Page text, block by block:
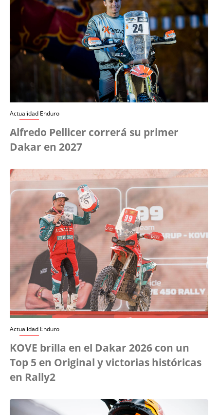
Actualidad Enduro
Alfredo Pellicer correrá su primer
Dakar en 2027
Actualidad Enduro
KOVE brilla en el Dakar 2026 con un
Top 5 en Original y victorias históricas
en Rally2